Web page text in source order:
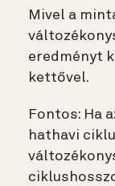
Mivel a
eredményt
kettővel.
Fontos: Ha
hathavi